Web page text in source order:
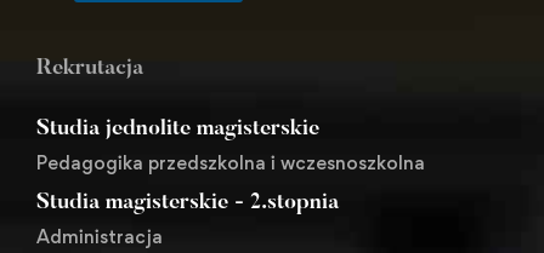
Rekrutacja
Studia jednolite magisterskie
Pedagogika przedszkolna i wczesnoszkolna
Studia magisterskie - 2.stopnia
Administracja